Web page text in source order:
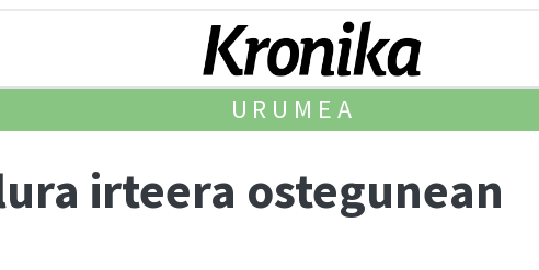
URUMEA
irteera ostegunean